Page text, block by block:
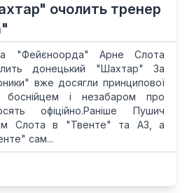
очолить тренер
"Фейєноорда" Арне Слота
донецький "Шахтар" За
вже досягли принципової
боснійцем і незабаром про
офіційно.Раніше Пушич
Слота в "Твенте" та АЗ, а
сам...